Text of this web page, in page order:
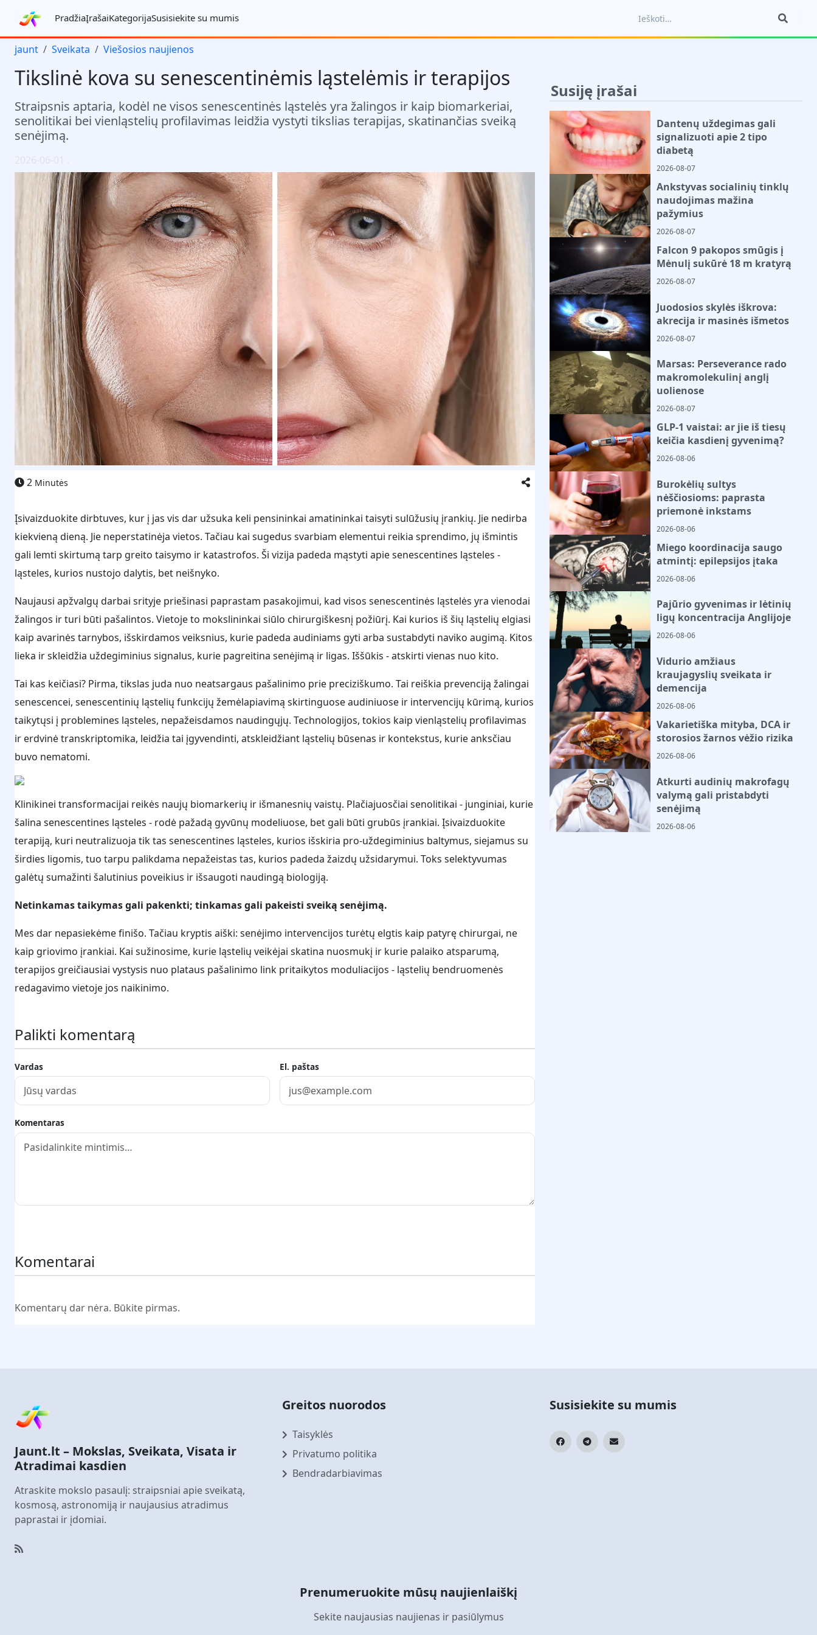
PradžiaĮrašaiKategorijaSusisiekite su mumis
jaunt Sveikata Viešosios naujienos
Tikslinė kova su senescentinėmis ląstelėmis ir terapijos
Straipsnis aptaria, kodėl ne visos senescentinės ląstelės yra žalingos ir kaip biomarkeriai,
senolitikai bei vienląstelių profilavimas leidžia vystyti tikslias terapijas, skatinančias sveiką
senėjimą.
2026-06-01 .
2 Minutės
Įsivaizduokite dirbtuves, kur į jas vis dar užsuka keli pensininkai amatininkai taisyti sulūžusių įrankių. Jie nedirba
kiekvieną dieną. Jie neperstatinėja vietos. Tačiau kai sugedus svarbiam elementui reikia sprendimo, jų išmintis
gali lemti skirtumą tarp greito taisymo ir katastrofos. Ši vizija padeda mąstyti apie senescentines ląsteles -
ląsteles, kurios nustojo dalytis, bet neišnyko.
Naujausi apžvalgų darbai srityje priešinasi paprastam pasakojimui, kad visos senescentinės ląstelės yra vienodai
žalingos ir turi būti pašalintos. Vietoje to mokslininkai siūlo chirurgiškesnį požiūrį. Kai kurios iš šių ląstelių elgiasi
kaip avarinės tarnybos, išskirdamos veiksnius, kurie padeda audiniams gyti arba sustabdyti naviko augimą. Kitos
lieka ir skleidžia uždegiminius signalus, kurie pagreitina senėjimą ir ligas. Iššūkis - atskirti vienas nuo kito.
Tai kas keičiasi? Pirma, tikslas juda nuo neatsargaus pašalinimo prie preciziškumo. Tai reiškia prevenciją žalingai
senescencei, senescentinių ląstelių funkcijų žemėlapiavimą skirtinguose audiniuose ir intervencijų kūrimą, kurios
taikytųsi į problemines ląsteles, nepažeisdamos naudingųjų. Technologijos, tokios kaip vienląstelių profilavimas
ir erdvinė transkriptomika, leidžia tai įgyvendinti, atskleidžiant ląstelių būsenas ir kontekstus, kurie anksčiau
buvo nematomi.
Klinikinei transformacijai reikės naujų biomarkerių ir išmanesnių vaistų. Plačiajuosčiai senolitikai - junginiai, kurie
šalina senescentines ląsteles - rodė pažadą gyvūnų modeliuose, bet gali būti grubūs įrankiai. Įsivaizduokite
terapiją, kuri neutralizuoja tik tas senescentines ląsteles, kurios išskiria pro-uždegiminius baltymus, siejamus su
širdies ligomis, tuo tarpu palikdama nepažeistas tas, kurios padeda žaizdų užsidarymui. Toks selektyvumas
galėtų sumažinti šalutinius poveikius ir išsaugoti naudingą biologiją.
Netinkamas taikymas gali pakenkti; tinkamas gali pakeisti sveiką senėjimą.
Mes dar nepasiekėme finišo. Tačiau kryptis aiški: senėjimo intervencijos turėtų elgtis kaip patyrę chirurgai, ne
kaip griovimo įrankiai. Kai sužinosime, kurie ląstelių veikėjai skatina nuosmukį ir kurie palaiko atsparumą,
terapijos greičiausiai vystysis nuo plataus pašalinimo link pritaikytos moduliacijos - ląstelių bendruomenės
redagavimo vietoje jos naikinimo.
Palikti komentarą
Vardas El. paštas
Komentaras
Komentarai
Komentarų dar nėra. Būkite pirmas.
Susiję įrašai
Dantenų uždegimas gali
signalizuoti apie 2 tipo
diabetą
2026-08-07
Ankstyvas socialinių tinklų
naudojimas mažina
pažymius
2026-08-07
Falcon 9 pakopos smūgis į
Mėnulį sukūrė 18 m kratyrą
2026-08-07
Juodosios skylės iškrova:
akrecija ir masinės išmetos
2026-08-07
Marsas: Perseverance rado
makromolekulinį anglį
uolienose
2026-08-07
GLP-1 vaistai: ar jie iš tiesų
keičia kasdienį gyvenimą?
2026-08-06
Burokėlių sultys
nėščiosioms: paprasta
priemonė inkstams
2026-08-06
Miego koordinacija saugo
atmintį: epilepsijos įtaka
2026-08-06
Pajūrio gyvenimas ir lėtinių
ligų koncentracija Anglijoje
2026-08-06
Vidurio amžiaus
kraujagyslių sveikata ir
demencija
2026-08-06
Vakarietiška mityba, DCA ir
storosios žarnos vėžio rizika
2026-08-06
Atkurti audinių makrofagų
valymą gali pristabdyti
senėjimą
2026-08-06
Jaunt.lt – Mokslas, Sveikata, Visata ir
Atradimai kasdien
Atraskite mokslo pasaulį: straipsniai apie sveikatą,
kosmosą, astronomiją ir naujausius atradimus
paprastai ir įdomiai.
Greitos nuorodos
Taisyklės
Privatumo politika
Bendradarbiavimas
Susisiekite su mumis
Prenumeruokite mūsų naujienlaiškį
Sekite naujausias naujienas ir pasiūlymus